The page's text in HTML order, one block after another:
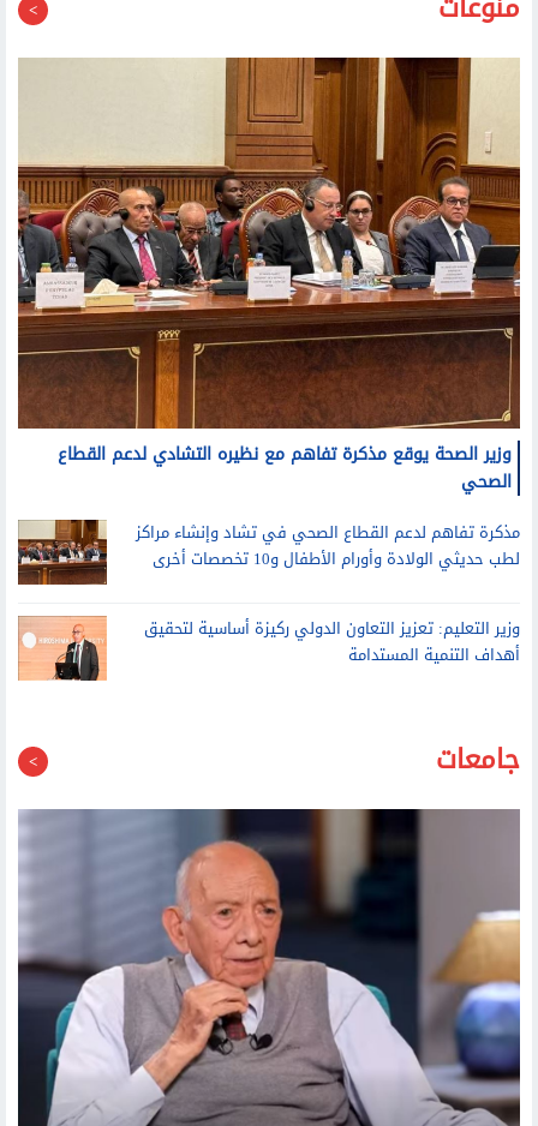
منوعات
وزير الصحة يوقع مذكرة تفاهم مع نظيره التشادي لدعم القطاع
الصحي
مذكرة تفاهم لدعم القطاع الصحي في تشاد وإنشاء مراكز
لطب حديثي الولادة وأورام الأطفال و10 تخصصات أخرى
وزير التعليم: تعزيز التعاون الدولي ركيزة أساسية لتحقيق
أهداف التنمية المستدامة
جامعات